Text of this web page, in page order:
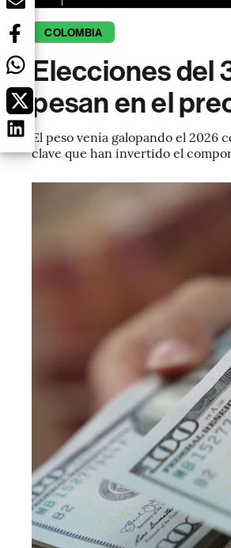
COLOMBIA
Elecciones del
pesan en el
El peso venía galopando el 2026
clave que han invertido el